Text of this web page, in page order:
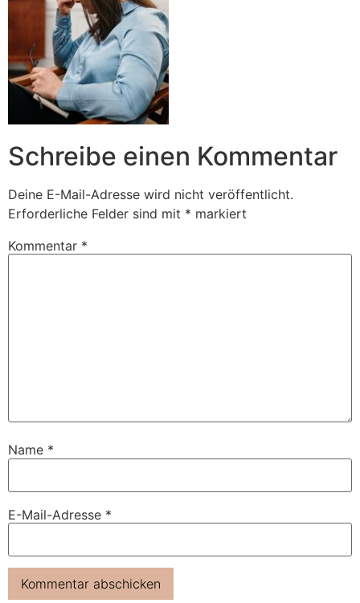
Schreibe einen Kommentar
Deine E-Mail-Adresse wird nicht veröffentlicht.
Erforderliche Felder sind mit * markiert
Kommentar *
Name *
E-Mail-Adresse *